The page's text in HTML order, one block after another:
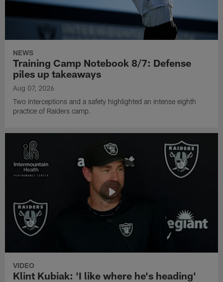
NEWS
Training Camp Notebook 8/7: Defense
piles up takeaways
Aug 07, 2026
Two interceptions and a safety highlighted an intense eighth
practice of Raiders camp.
VIDEO
Klint Kubiak: 'I like where he's heading'